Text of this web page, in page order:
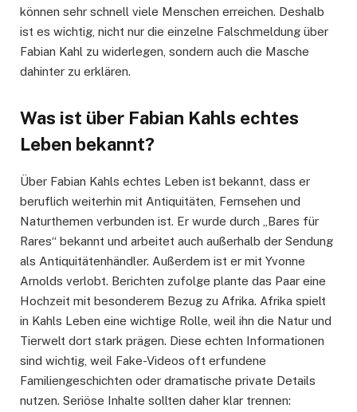
können sehr schnell viele Menschen erreichen. Deshalb
ist es wichtig, nicht nur die einzelne Falschmeldung über
Fabian Kahl zu widerlegen, sondern auch die Masche
dahinter zu erklären.
Was ist über Fabian Kahls echtes
Leben bekannt?
Über Fabian Kahls echtes Leben ist bekannt, dass er
beruflich weiterhin mit Antiquitäten, Fernsehen und
Naturthemen verbunden ist. Er wurde durch „Bares für
Rares“ bekannt und arbeitet auch außerhalb der Sendung
als Antiquitätenhändler. Außerdem ist er mit Yvonne
Arnolds verlobt. Berichten zufolge plante das Paar eine
Hochzeit mit besonderem Bezug zu Afrika. Afrika spielt
in Kahls Leben eine wichtige Rolle, weil ihn die Natur und
Tierwelt dort stark prägen. Diese echten Informationen
sind wichtig, weil Fake-Videos oft erfundene
Familiengeschichten oder dramatische private Details
nutzen. Seriöse Inhalte sollten daher klar trennen: